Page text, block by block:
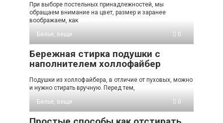
При выборе постельных принадлежностей, мы
обращаем внимание на цвет, размер и заранее
воображаем, как
Белье, вещи
0
Бережная стирка подушки с
наполнителем холлофайбер
Подушки из холлофайбера, в отличие от пуховых, можно
и нужно стирать вручную. Перед тем,
Белье, вещи
0